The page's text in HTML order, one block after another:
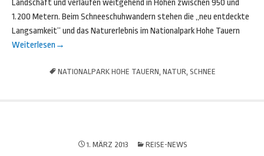
Landschaft und verlaufen weitgehend in Höhen zwischen 950 und
1.200 Metern. Beim Schneeschuhwandern stehen die „neu entdeckte
Langsamkeit“ und das Naturerlebnis im Nationalpark Hohe Tauern
Weiterlesen →
NATIONALPARK HOHE TAUERN, NATUR, SCHNEE
1. MÄRZ 2013 REISE-NEWS